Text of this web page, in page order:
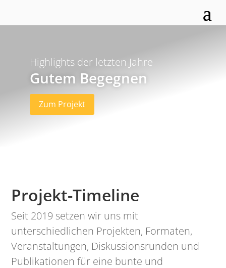
Highlights der letzten Jahre
Gutem Begegnen
Zum Projekt
Projekt-Timeline
Seit 2019 setzen wir uns mit
unterschiedlichen Projekten, Formaten,
Veranstaltungen, Diskussionsrunden und
Publikationen für eine bunte und